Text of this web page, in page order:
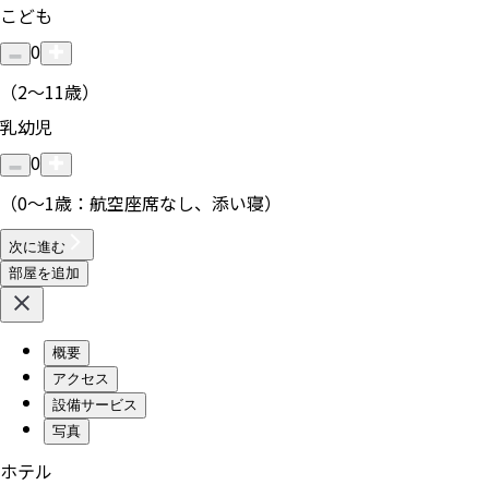
こども
0
（2〜11歳）
乳幼児
0
（0〜1歳：航空座席なし、添い寝）
次に進む
部屋を追加
概要
アクセス
設備サービス
写真
ホテル